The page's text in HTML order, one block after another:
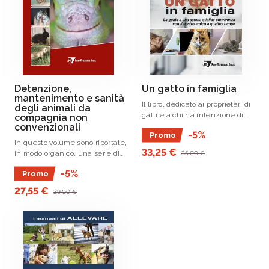
Detenzione,
mantenimento e sanità
degli animali da
compagnia non
convenzionali
In questo volume sono riportate,
in modo organico, una serie di
informazione relative alla
dentenzione, al mantenimento
e alla sanità degli animali da
compagnia non convenzionali:
Promo
-5%
27,55 €
29,00 €
Un gatto in famiglia
Il libro, dedicato ai proprietari di
gatti e a chi ha intenzione di
averne uno, è una guida
pratica per la corretta gestione
della bellissima e irrinunciabile
convivenza uomo-gatto.
Promo
-5%
33,25 €
35,00 €